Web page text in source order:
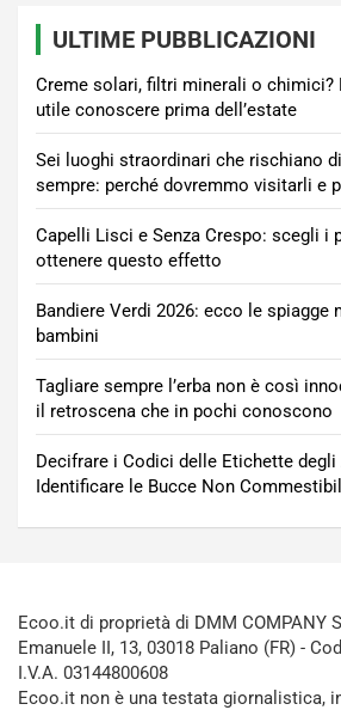
ULTIME PUBBLICAZIONI
Creme solari, filtri minerali o chimici?
utile conoscere prima dell’estate
Sei luoghi straordinari che rischiano
sempre: perché dovremmo visitarli e
Capelli Lisci e Senza Crespo: scegli i
ottenere questo effetto
Bandiere Verdi 2026: ecco le spiagge
bambini
Tagliare sempre l’erba non è così
il retroscena che in pochi conoscono
Decifrare i Codici delle Etichette degli
Identificare le Bucce Non
Ecoo.it di proprietà di DMM COMPANY
Emanuele II, 13, 03018 Paliano (FR) -
I.V.A. 03144800608
Ecoo.it non è una testata giornalistica,